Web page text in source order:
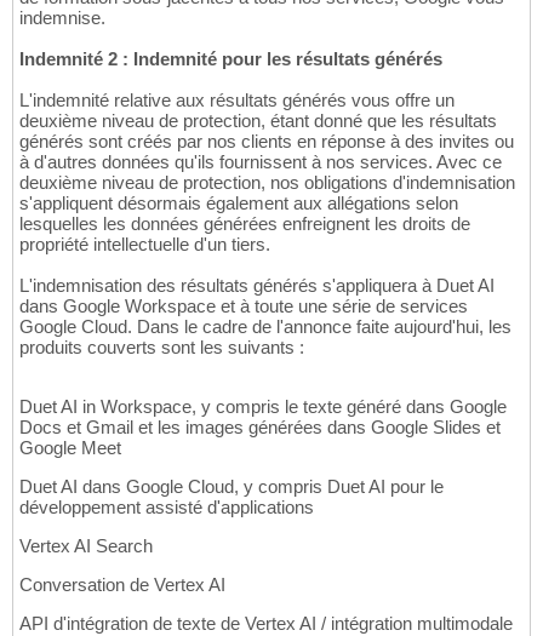
indemnise.
Indemnité 2 : Indemnité pour les résultats générés
L'indemnité relative aux résultats générés vous offre un
deuxième niveau de protection, étant donné que les résultats
générés sont créés par nos clients en réponse à des invites ou
à d'autres données qu'ils fournissent à nos services. Avec ce
deuxième niveau de protection, nos obligations d'indemnisation
s'appliquent désormais également aux allégations selon
lesquelles les données générées enfreignent les droits de
propriété intellectuelle d'un tiers.
L'indemnisation des résultats générés s'appliquera à Duet AI
dans Google Workspace et à toute une série de services
Google Cloud. Dans le cadre de l'annonce faite aujourd'hui, les
produits couverts sont les suivants :
Duet AI in Workspace, y compris le texte généré dans Google
Docs et Gmail et les images générées dans Google Slides et
Google Meet
Duet AI dans Google Cloud, y compris Duet AI pour le
développement assisté d'applications
Vertex AI Search
Conversation de Vertex AI
API d'intégration de texte de Vertex AI / intégration multimodale